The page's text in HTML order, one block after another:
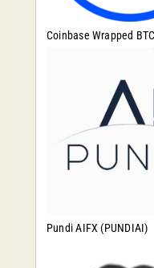
Coinbase Wrapped BTC
Pundi AIFX (PUNDIAI)